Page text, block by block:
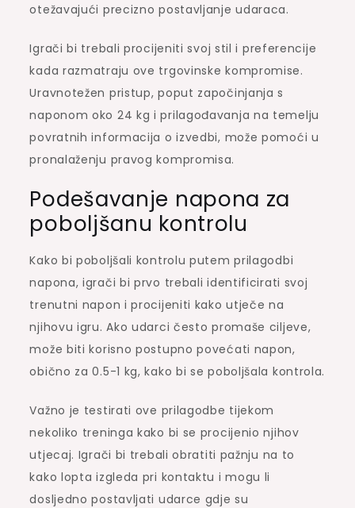
otežavajući precizno postavljanje udaraca.
Igrači bi trebali procijeniti svoj stil i preferencije
kada razmatraju ove trgovinske kompromise.
Uravnotežen pristup, poput započinjanja s
naponom oko 24 kg i prilagođavanja na temelju
povratnih informacija o izvedbi, može pomoći u
pronalaženju pravog kompromisa.
Podešavanje napona za
poboljšanu kontrolu
Kako bi poboljšali kontrolu putem prilagodbi
napona, igrači bi prvo trebali identificirati svoj
trenutni napon i procijeniti kako utječe na
njihovu igru. Ako udarci često promaše ciljeve,
može biti korisno postupno povećati napon,
obično za 0.5-1 kg, kako bi se poboljšala kontrola.
Važno je testirati ove prilagodbe tijekom
nekoliko treninga kako bi se procijenio njihov
utjecaj. Igrači bi trebali obratiti pažnju na to
kako lopta izgleda pri kontaktu i mogu li
dosljedno postavljati udarce gdje su